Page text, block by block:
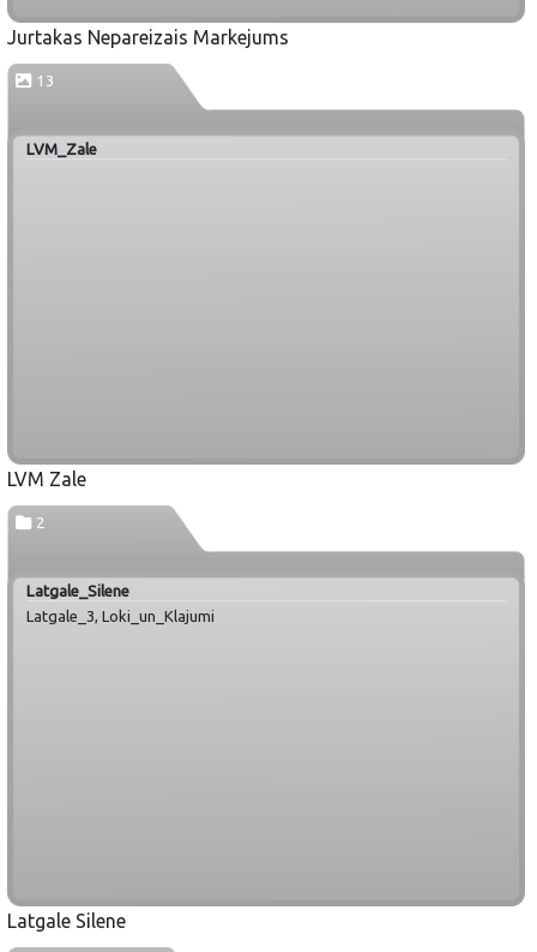
Jurtakas Nepareizais Markejums
13
LVM_Zale
LVM Zale
2
Latgale_Silene
Latgale_3, Loki_un_Klajumi
Latgale Silene